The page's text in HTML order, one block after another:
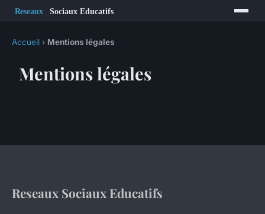
Accueil › Mentions légales
Mentions légales
Reseaux Sociaux Educatifs